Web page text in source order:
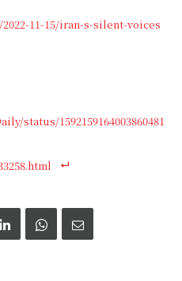
11-15/iran-s-silent-voices
status/1592159164003860481